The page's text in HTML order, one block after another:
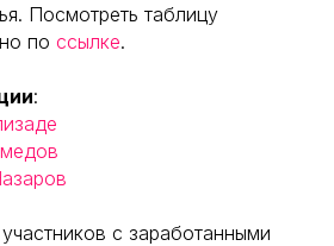
Посмотреть таблицу
по ссылке.
:
с заработанными